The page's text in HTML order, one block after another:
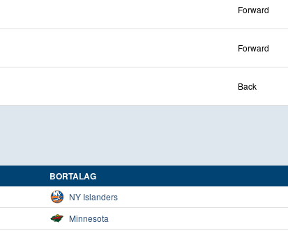
Forward
Forward
Back
BORTALAG
NY Islanders
Minnesota